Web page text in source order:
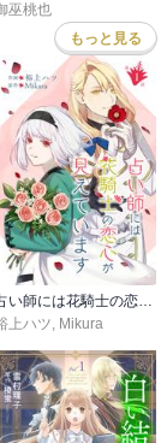
うたこ
巫桃也
もっと見る
上ハツ Mikura